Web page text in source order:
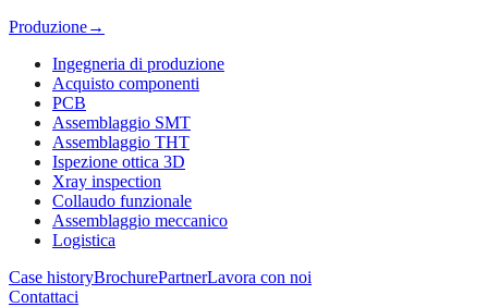
Produzione→
Ingegneria di produzione
Acquisto componenti
PCB
Assemblaggio SMT
Assemblaggio THT
Ispezione ottica 3D
Xray inspection
Collaudo funzionale
Assemblaggio meccanico
Logistica
Case historyBrochurePartnerLavora con noi
Contattaci